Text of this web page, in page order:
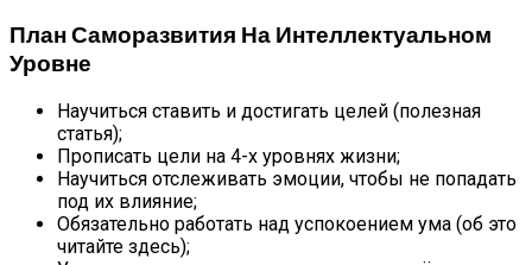
План Саморазвития На Интеллектуальном
Уровне
Научиться ставить и достигать целей (полезная
статья);
Прописать цели на 4-х уровнях жизни;
Научиться отслеживать эмоции, чтобы не попадать
под их влияние;
Обязательно работать над успокоением ума (об это
читайте здесь);